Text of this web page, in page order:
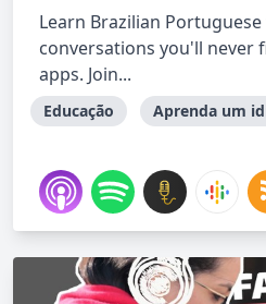
Learn Brazilian
conversations you'll never
apps. Join...
Educação Aprenda um